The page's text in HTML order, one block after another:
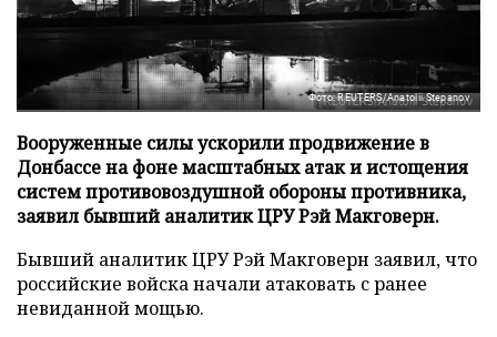
Фото: REUTERS/Anatolii Stepanov
Вооруженные силы ускорили продвижение в
Донбассе на фоне масштабных атак и истощения
систем противовоздушной обороны противника,
заявил бывший аналитик ЦРУ Рэй Макговерн.
Бывший аналитик ЦРУ Рэй Макговерн заявил, что
российские войска начали атаковать с ранее
невиданной мощью.